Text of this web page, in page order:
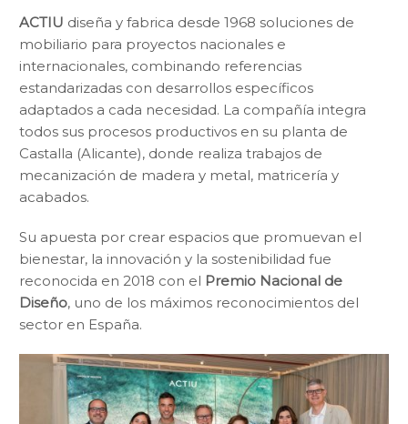
ACTIU diseña y fabrica desde 1968 soluciones de
mobiliario para proyectos nacionales e
internacionales, combinando referencias
estandarizadas con desarrollos específicos
adaptados a cada necesidad. La compañía integra
todos sus procesos productivos en su planta de
Castalla (Alicante), donde realiza trabajos de
mecanización de madera y metal, matricería y
acabados.
Su apuesta por crear espacios que promuevan el
bienestar, la innovación y la sostenibilidad fue
reconocida en 2018 con el Premio Nacional de
Diseño, uno de los máximos reconocimientos del
sector en España.